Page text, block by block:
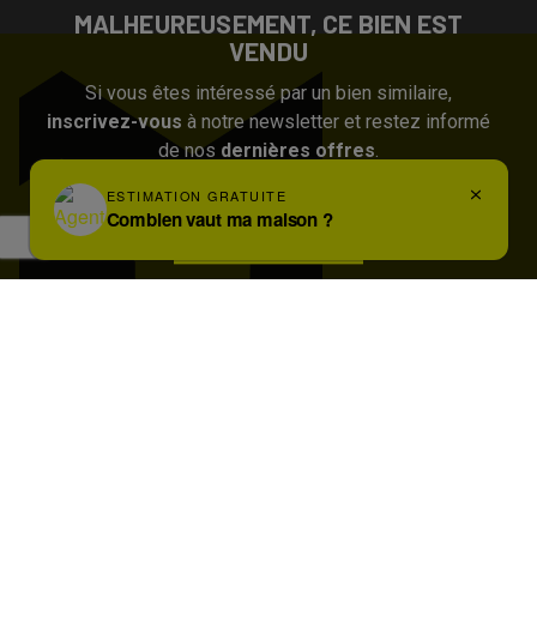
MALHEUREUSEMENT, CE BIEN EST
VENDU
Si vous êtes intéressé par un bien similaire,
inscrivez-vous à notre newsletter et restez informé
de nos dernières offres.